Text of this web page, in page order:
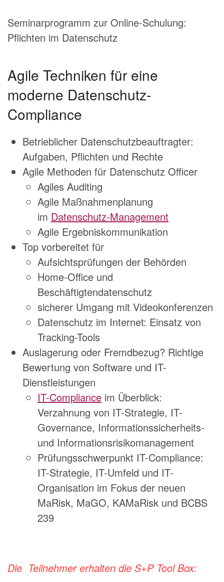
Seminarprogramm zur Online-Schulung:
Pflichten im Datenschutz
Agile Techniken für eine
moderne Datenschutz-
Compliance
Betrieblicher Datenschutzbeauftragter:
Aufgaben, Pflichten und Rechte
Agile Methoden für Datenschutz Officer
Agiles Auditing
Agile Maßnahmenplanung
im Datenschutz-Management
Agile Ergebniskommunikation
Top vorbereitet für
Aufsichtsprüfungen der Behörden
Home-Office und
Beschäftigtendatenschutz
sicherer Umgang mit Videokonferenzen
Datenschutz im Internet: Einsatz von
Tracking-Tools
Auslagerung oder Fremdbezug? Richtige
Bewertung von Software und IT-
Dienstleistungen
IT-Compliance im Überblick:
Verzahnung von IT-Strategie, IT-
Governance, Informationssicherheits-
und Informationsrisikomanagement
Prüfungsschwerpunkt IT-Compliance:
IT-Strategie, IT-Umfeld und IT-
Organisation im Fokus der neuen
MaRisk, MaGO, KAMaRisk und BCBS
239
Die Teilnehmer erhalten die S+P Tool Box: